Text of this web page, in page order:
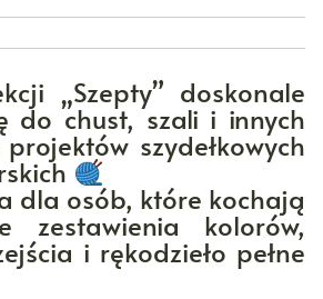
„Szepty” doskonale
do chust, szali i innych
szydełkowych
dla osób, które kochają
zestawienia kolorów,
i rękodzieło pełne